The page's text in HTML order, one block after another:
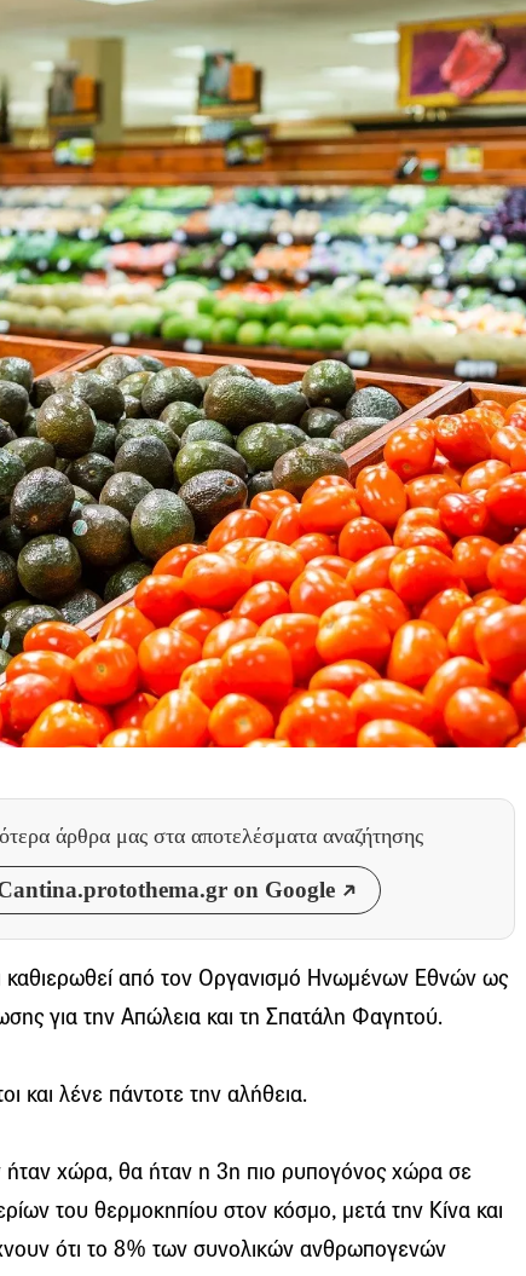
άρθρα μας στα αποτελέσματα αναζήτησης
on Google
καθιερωθεί από τον Οργανισμό Ηνωμένων Εθνών ως
για την Απώλεια και τη Σπατάλη Φαγητού.
και λένε πάντοτε την αλήθεια.
χώρα, θα ήταν η 3η πιο ρυπογόνος χώρα σε
του θερμοκηπίου στον κόσμο, μετά την Κίνα και
ότι το 8% των συνολικών ανθρωπογενών